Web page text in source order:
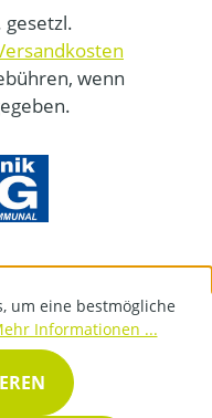
gesetzl.
wenn
um eine bestmögliche
Informationen ...